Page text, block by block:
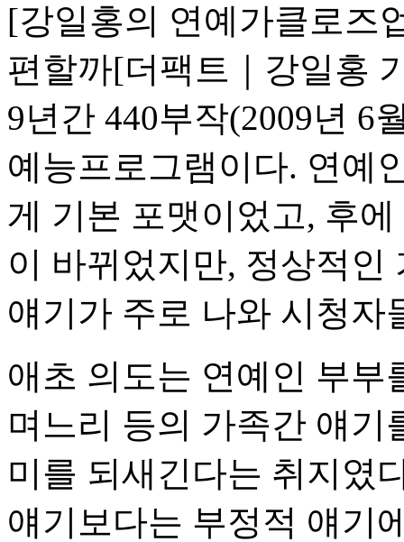
[강일홍의 연예가클로즈
편할까[더팩트｜강일홍
9년간 440부작(2009년 6
예능프로그램이다. 연예
게 기본 포맷이었고, 후
이 바뀌었지만, 정상적
얘기가 주로 나와 시청자
애초 의도는 연예인 부부
며느리 등의 가족간 얘기
미를 되새긴다는 취지였
얘기보다는 부정적 얘기